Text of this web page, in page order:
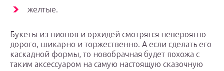
желтые.
Букеты из пионов и орхидей смотрятся невероятно
дорого, шикарно и торжественно. А если сделать его
каскадной формы, то новобрачная будет похожа с
таким аксессуаром на самую настоящую сказочную